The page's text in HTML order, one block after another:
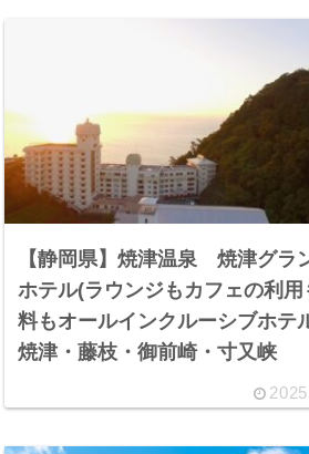
【静岡県】焼津温泉 焼津グラ
ホテル(ラウンジもカフェの利用
料もオールインクルーシブホテ
焼津・藤枝・御前崎・寸又峡